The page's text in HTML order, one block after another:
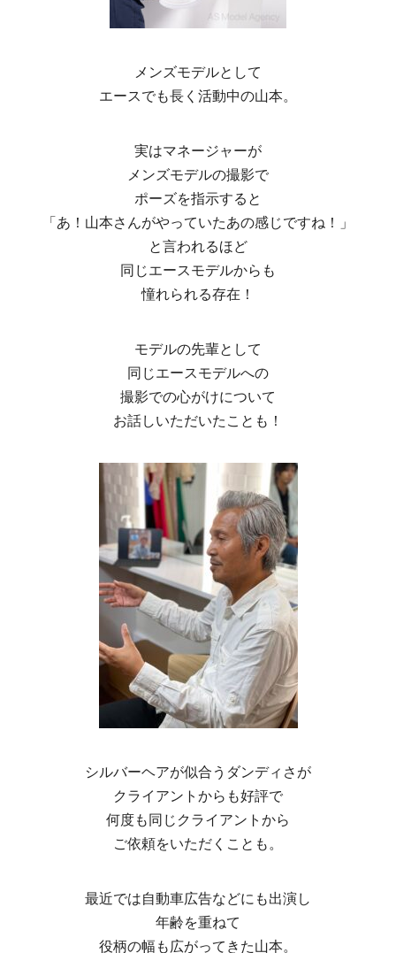
メンズモデルとして
エースでも長く活動中の山本。
実はマネージャーが
メンズモデルの撮影で
ポーズを指示すると
「あ！山本さんがやっていたあの感じですね！」
と言われるほど
同じエースモデルからも
憧れられる存在！
モデルの先輩として
同じエースモデルへの
撮影での心がけについて
お話しいただいたことも！
シルバーヘアが似合うダンディさが
クライアントからも好評で
何度も同じクライアントから
ご依頼をいただくことも。
最近では自動車広告などにも出演し
年齢を重ねて
役柄の幅も広がってきた山本。